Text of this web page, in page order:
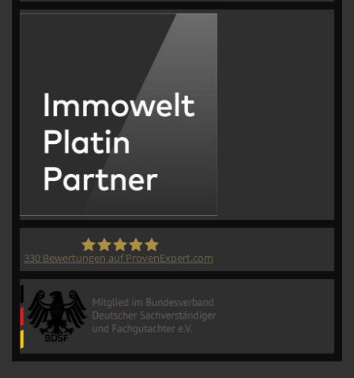
330 Bewertungen auf ProvenExpert.com